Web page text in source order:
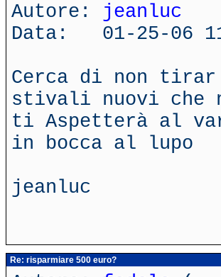
Autore: jeanluc
Data: 01-25-06
Cerca di non tirar
stivali nuovi
ti Aspetterà al
in bocca al lupo
jeanluc
Re: risparmiare 500 euro?